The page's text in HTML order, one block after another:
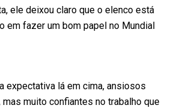
ele deixou claro que o elenco está
em fazer um bom papel no Mundial
expectativa lá em cima, ansiosos
muito confiantes no trabalho que